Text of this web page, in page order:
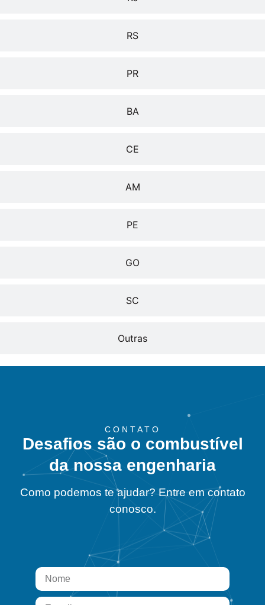
RS
PR
BA
CE
AM
PE
GO
SC
Outras
CONTATO
Desafios são o combustível
da nossa engenharia
Como podemos te ajudar? Entre em contato
conosco.